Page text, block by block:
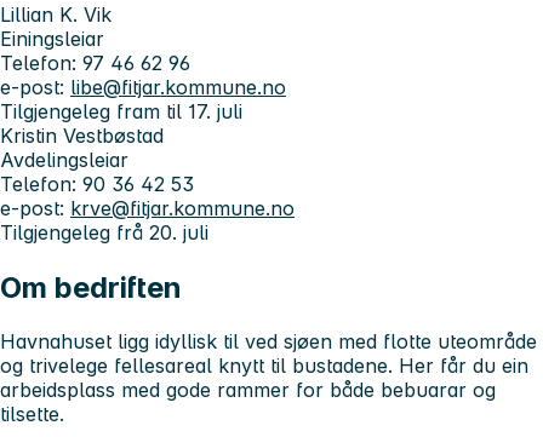
Lillian K. Vik
Einingsleiar
Telefon: 97 46 62 96
e-post: libe@fitjar.kommune.no
Tilgjengeleg fram til 17. juli
Kristin Vestbøstad
Avdelingsleiar
Telefon: 90 36 42 53
e-post: krve@fitjar.kommune.no
Tilgjengeleg frå 20. juli
Om bedriften
Havnahuset ligg idyllisk til ved sjøen med flotte uteområde
og trivelege fellesareal knytt til bustadene. Her får du ein
arbeidsplass med gode rammer for både bebuarar og
tilsette.